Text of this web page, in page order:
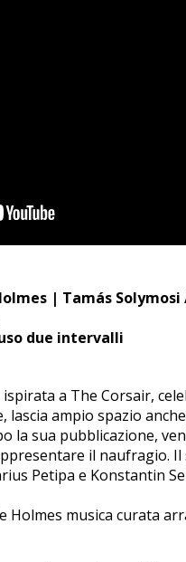
| Tamás
due intervalli
a The Corsair,
lascia ampio spazio
la sua pubblicazione,
il naufragio. Il
Petipa e Konstantin
musica curata